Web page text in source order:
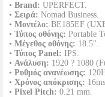
• Brand: UPERFECT.
• Σειρά: Nomad Business.
• Μοντέλο: BE185EF
• Τύπος οθόνης: Portable
• Μέγεθος οθόνης: 18.5".
• Τύπος Panel: IPS.
• Ανάλυση: 1920 ? 1080
• Ρυθμός ανανέωσης:
• Χρόνος απόκρισης:
• Pixel Pitch: 0.21 mm.